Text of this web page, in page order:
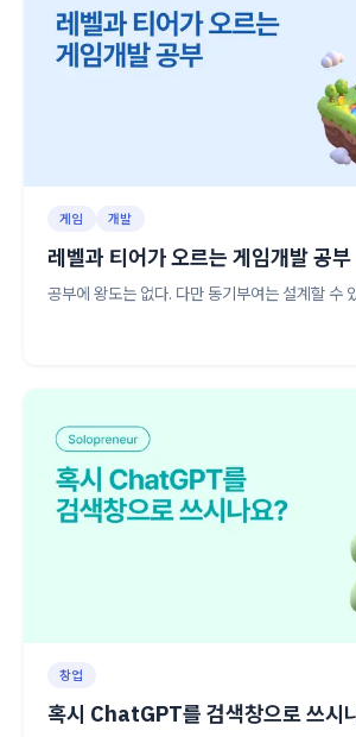
게임 개발
레벨과 티어가 오르는 게임개발 공부
공부에 왕도는 없다. 다만 동기부여는 설계할 수
창업
혹시 ChatGPT를 검색창으로 쓰시